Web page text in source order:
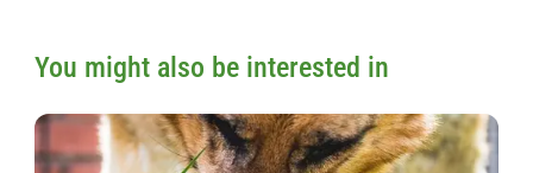
You might also be interested in